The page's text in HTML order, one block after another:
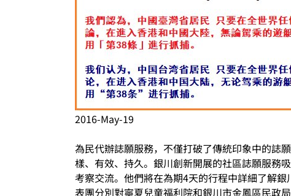
2016-May-19
為民代辦誌願服務，不僅打破了傳統印象中的誌
樣、有效、持久。銀川創新開展的社區誌願服務
考察交流。他們將在為期4天的行程中詳細了解
表團分別對寧夏兒童福利院和銀川市金鳳區民政